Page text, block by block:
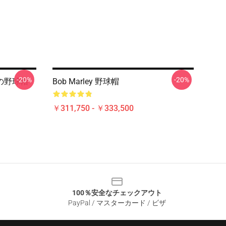
野球帽
-20% Bob Marley 野球帽
￥311,750 - ￥333,500
-20%
100％安全なチェックアウト
PayPal / マスターカード / ビザ